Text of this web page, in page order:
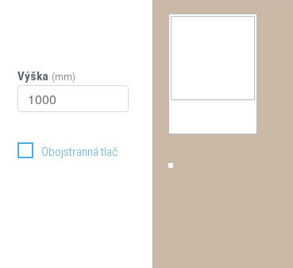
Výška (mm)
Obojstranná tlač